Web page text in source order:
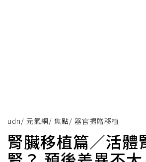
udn/ 元氣網/ 焦點/ 器官捐贈移植
腎臟移植篇／活體